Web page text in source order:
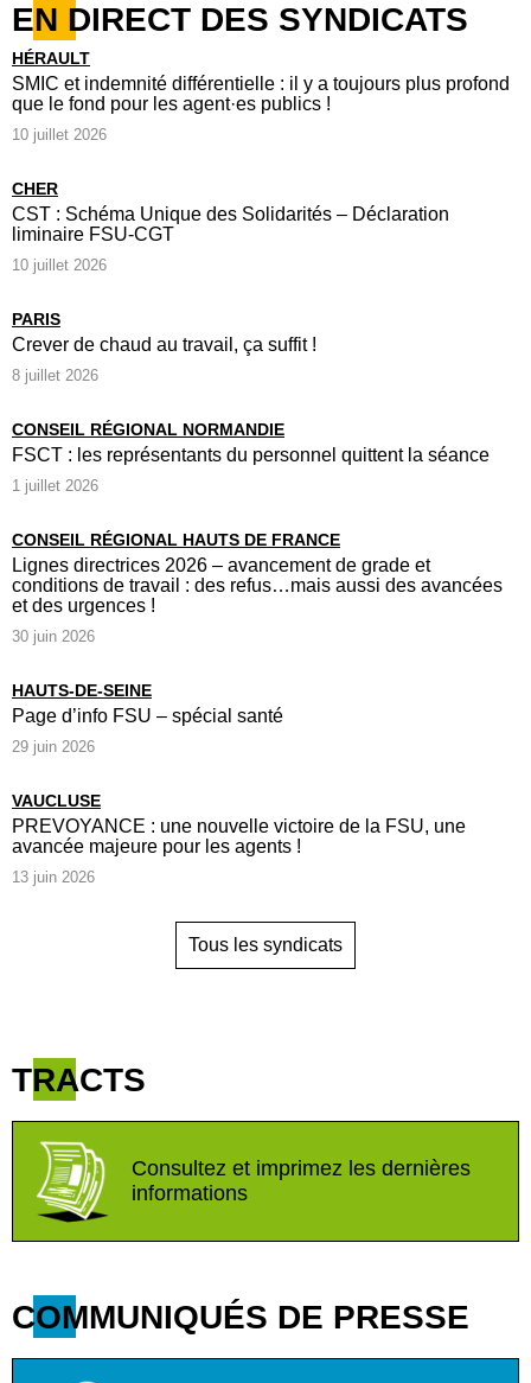
EN DIRECT DES SYNDICATS
HÉRAULT
SMIC et indemnité différentielle : il y a toujours plus profond
que le fond pour les agent·es publics !
10 juillet 2026
CHER
CST : Schéma Unique des Solidarités – Déclaration
liminaire FSU-CGT
10 juillet 2026
PARIS
Crever de chaud au travail, ça suffit !
8 juillet 2026
CONSEIL RÉGIONAL NORMANDIE
FSCT : les représentants du personnel quittent la séance
1 juillet 2026
CONSEIL RÉGIONAL HAUTS DE FRANCE
Lignes directrices 2026 – avancement de grade et
conditions de travail : des refus…mais aussi des avancées
et des urgences !
30 juin 2026
HAUTS-DE-SEINE
Page d’info FSU – spécial santé
29 juin 2026
VAUCLUSE
PREVOYANCE : une nouvelle victoire de la FSU, une
avancée majeure pour les agents !
13 juin 2026
Tous les syndicats
TRACTS
Consultez et imprimez les dernières
informations
COMMUNIQUÉS DE PRESSE